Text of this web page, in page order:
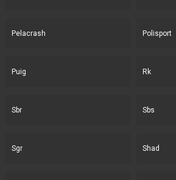
Pelacrash Polisport
Puig Rk
Sbr Sbs
Sgr Shad